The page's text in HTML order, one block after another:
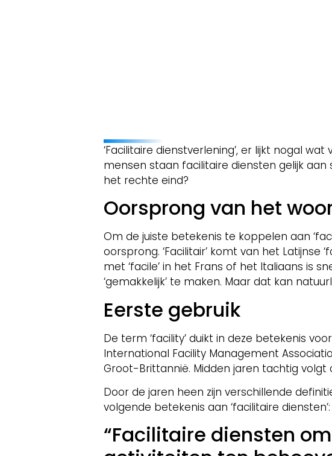
‘Facilitaire dienstverlening’, er lijkt nogal
mensen staan facilitaire diensten gelijk
het rechte eind?
Oorsprong van het
Om de juiste betekenis te koppelen aan
oorsprong. ‘Facilitair’ komt van het Latijnse
met ‘facile’ in het Frans of het Italiaans is
‘gemakkelijk’ te maken. Maar dat kan
Eerste gebruik
De term ‘facility’ duikt in deze betekenis
International Facility Management
Groot-Brittannië. Midden jaren tachtig volgt
Door de jaren heen zijn verschillende
volgende betekenis aan ‘facilitaire diensten’:
“Facilitaire diensten